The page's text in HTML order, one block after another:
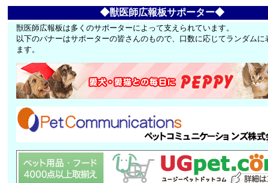
◆獣医師広報板サポーター◆
獣医師広報板は多くのサポーターによって支えられています。
以下のバナーはサポーターの皆さんのもので、口数に応じてランダムに
ます。